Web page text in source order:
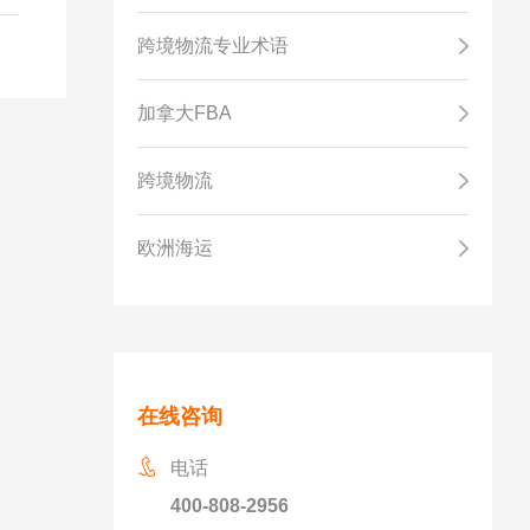
跨境物流专业术语
加拿大FBA
跨境物流
欧洲海运
在线咨询
电话
400-808-2956